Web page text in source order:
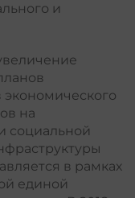
и
экономического
на
социальной
в рамках
единой